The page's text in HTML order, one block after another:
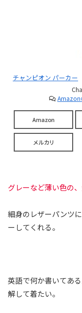
チャンピオン パーカー
Amazon
Amazon
メルカリ
グレーなど薄い色の
細身のレザーパンツ
ーしてくれる。
英語で何か書いてあ
解して着たい。